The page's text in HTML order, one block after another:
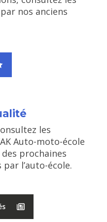
nos anciens
les
Auto-moto-école
prochaines
l’auto-école.